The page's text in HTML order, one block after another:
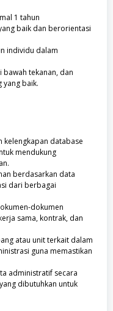
1 tahun
baik dan berorientasi
individu dalam
tekanan, dan
yang baik.
kelengkapan database
mendukung
berdasarkan data
dari berbagai
dokumen
sama, kontrak, dan
atau unit terkait dalam
guna memastikan
administratif secara
dibutuhkan untuk